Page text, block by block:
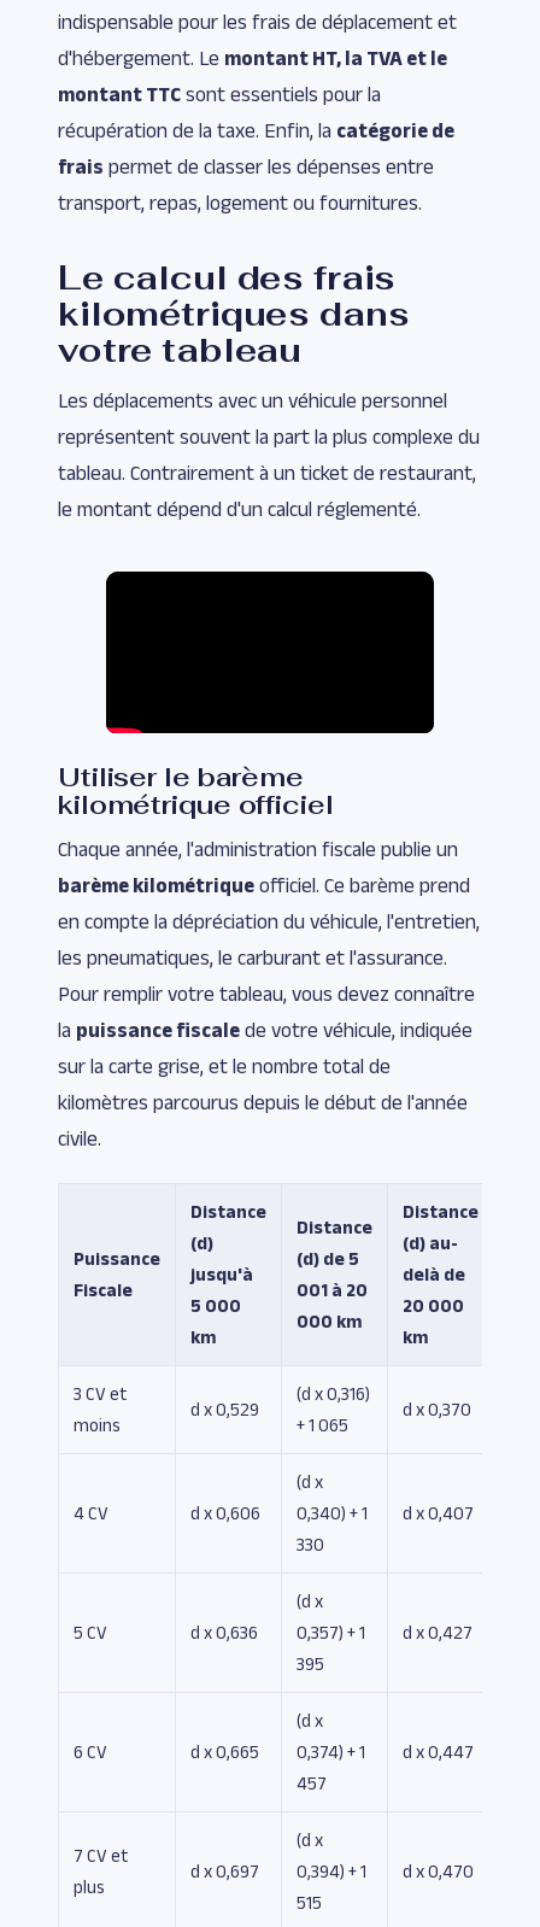
indispensable pour les frais de déplacement et
d'hébergement. Le montant HT, la TVA et le
montant TTC sont essentiels pour la
récupération de la taxe. Enfin, la catégorie de
frais permet de classer les dépenses entre
transport, repas, logement ou fournitures.
Le calcul des frais
kilométriques dans
votre tableau
Les déplacements avec un véhicule personnel
représentent souvent la part la plus complexe du
tableau. Contrairement à un ticket de restaurant,
le montant dépend d'un calcul réglementé.
Utiliser le barème
kilométrique officiel
Chaque année, l'administration fiscale publie un
barème kilométrique officiel. Ce barème prend
en compte la dépréciation du véhicule, l'entretien,
les pneumatiques, le carburant et l'assurance.
Pour remplir votre tableau, vous devez connaître
la puissance fiscale de votre véhicule, indiquée
sur la carte grise, et le nombre total de
kilomètres parcourus depuis le début de l'année
civile.
Puissance
Fiscale
Distance
(d)
jusqu'à
5 000
km
Distance
(d) de 5
001 à 20
000 km
Distance
(d) au-
delà de
20 000
km
3 CV et
moins
d x 0,529
(d x 0,316)
+ 1 065
d x 0,370
4 CV d x 0,606
(d x
0,340) + 1
330
d x 0,407
5 CV d x 0,636
(d x
0,357) + 1
395
d x 0,427
6 CV d x 0,665
(d x
0,374) + 1
457
d x 0,447
7 CV et
plus
d x 0,697
(d x
0,394) + 1
515
d x 0,470